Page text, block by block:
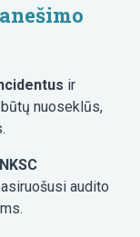
ir
nuoseklūs,
NKSC
audito